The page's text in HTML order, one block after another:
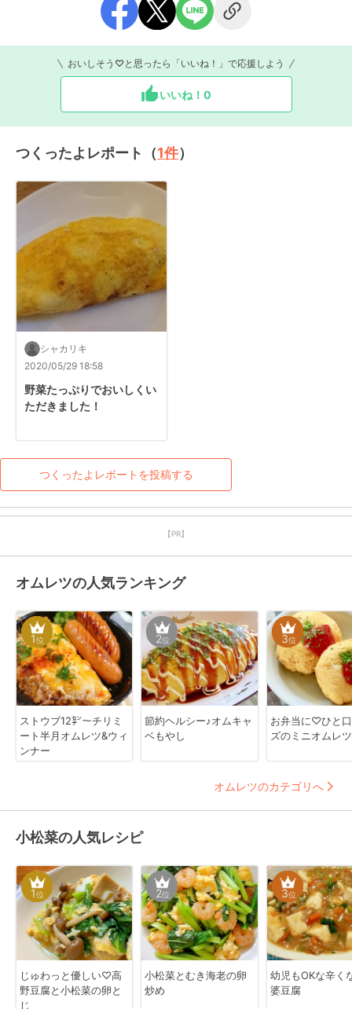
おいしそう♡と思ったら「いいね！」で応援しよう
いいね！ 0
つくったよレポート（1件）
シャカリキ
2020/05/29 18:58
野菜たっぷりでおいしくい
ただきました！
つくったよレポートを投稿する
【PR】
オムレツの人気ランキング
1位
ストウブ12㌢〜チリミ
ート半月オムレツ&ウィ
ンナー
2位
節約ヘルシー♪オムキャ
ベもやし
3位
お弁当に♡ひと
ズのミニオムレ
オムレツのカテゴリへ
小松菜の人気レシピ
1位
じゅわっと優しい♡高
野豆腐と小松菜の卵と
じ
2位
小松菜とむき海老の卵
炒め
3位
幼児もOKな辛く
婆豆腐